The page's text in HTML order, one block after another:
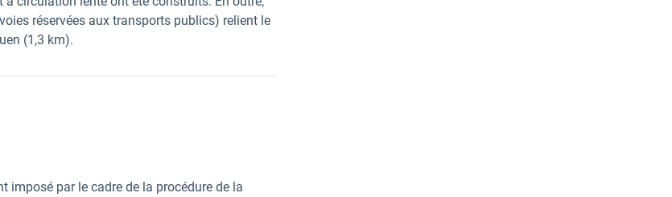
réservées aux transports publics) relient le
(1,3 km).
imposé par le cadre de la procédure de la